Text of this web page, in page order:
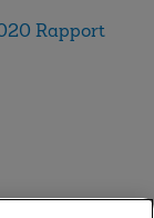
Rapport